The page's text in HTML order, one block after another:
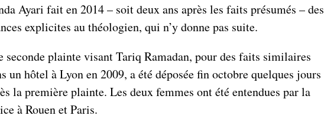
Ayari fait en 2014 – soit deux ans après les faits présumés – des
explicites au théologien, qui n’y donne pas suite.
seconde plainte visant Tariq Ramadan, pour des faits similaires
un hôtel à Lyon en 2009, a été déposée fin octobre quelques jours
la première plainte. Les deux femmes ont été entendues par la
à Rouen et Paris.